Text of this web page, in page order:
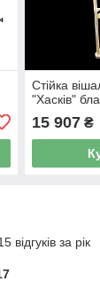
Стійка
"Хасків"
15 907₴
відгуків за рік